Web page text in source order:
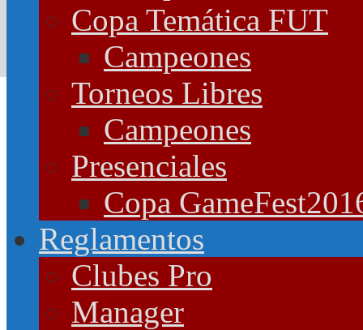
Copa Temática FUT
Campeones
Torneos Libres
Campeones
Presenciales
Copa
Reglamentos
Clubes Pro
Manager